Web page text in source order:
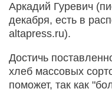
Аркадий Гуревич
декабря, есть в
altapress.ru).
Достичь
хлеб массовых
поможет, так как